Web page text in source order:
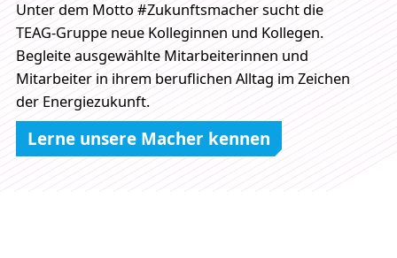
Unter dem Motto #Zukunftsmacher sucht die
TEAG-Gruppe neue Kolleginnen und Kollegen.
Begleite ausgewählte Mitarbeiterinnen und
Mitarbeiter in ihrem beruflichen Alltag im Zeichen
der Energiezukunft.
Lerne unsere Macher kennen